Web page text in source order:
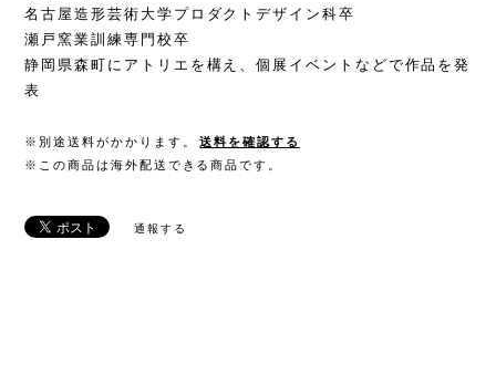
名古屋造形芸術大学プロダクトデザイン科卒
瀬戸窯業訓練専門校卒
静岡県森町にアトリエを構え、個展イベントなどで作品を発
表
※別途送料がかかります。
送料を確認する
※この商品は海外配送できる商品です。
通報する